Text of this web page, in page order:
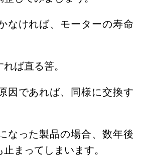
なければ、モーターの寿命
ば直る筈。
因であれば、同様に交換す
なった製品の場合、数年後
まってしまいます。